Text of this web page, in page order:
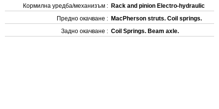
Кормилна уредба/механизъм : Rack and pinion Electro-hydraulic
Предно окачване : MacPherson struts. Coil springs.
Задно окачване : Coil Springs. Beam axle.